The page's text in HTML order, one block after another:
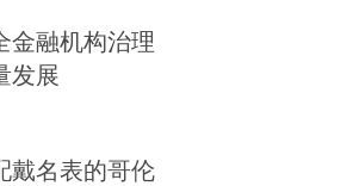
金融机构治理
发展
戴名表的哥伦